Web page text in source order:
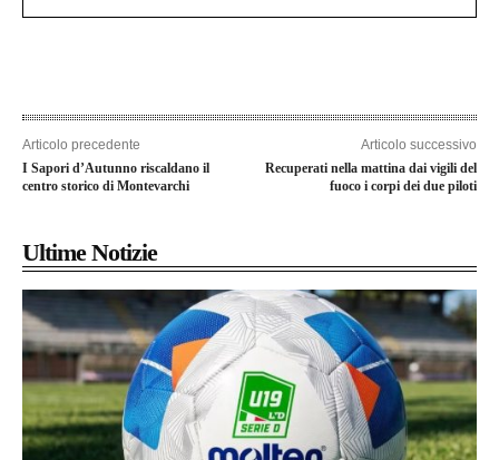
Articolo precedente
I Sapori d’Autunno riscaldano il
centro storico di Montevarchi
Articolo successivo
Recuperati nella mattina dai vigili del
fuoco i corpi dei due piloti
Ultime Notizie